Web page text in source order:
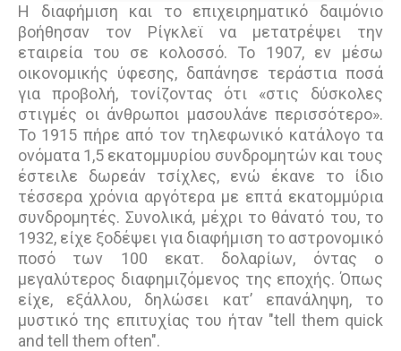
Η διαφήµιση και το επιχειρηματικό δαιμόνιο
βοήθησαν τον Ρίγκλεϊ να µετατρέψει την
εταιρεία του σε κολοσσό. Το 1907, εν µέσω
οικονοµικής ύφεσης, δαπάνησε τεράστια ποσά
για προβολή, τονίζοντας ότι «στις δύσκολες
στιγµές οι άνθρωποι µασουλάνε περισσότερο».
Το 1915 πήρε από τον τηλεφωνικό κατάλογο τα
ονόµατα 1,5 εκατοµµυρίου συνδροµητών και τους
έστειλε δωρεάν τσίχλες, ενώ έκανε το ίδιο
τέσσερα χρόνια αργότερα µε επτά εκατοµµύρια
συνδροµητές. Συνολικά, µέχρι το θάνατό του, το
1932, είχε ξοδέψει για διαφήµιση το αστρονοµικό
ποσό των 100 εκατ. δολαρίων, όντας ο
µεγαλύτερος διαφηµιζόµενος της εποχής. Όπως
είχε, εξάλλου, δηλώσει κατ’ επανάληψη, το
µυστικό της επιτυχίας του ήταν "tell them quick
and tell them often".